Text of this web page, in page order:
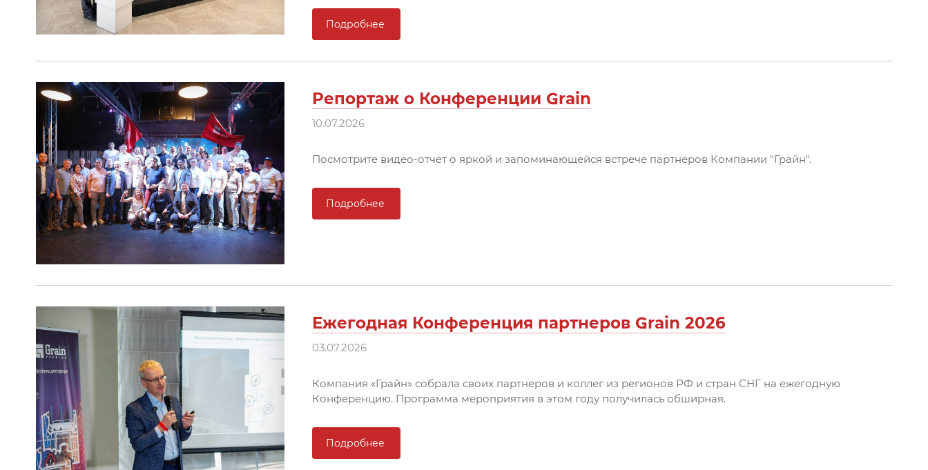
Подробнее
Репортаж о Конференции Grain
10.07.2026
Посмотрите видео-отчет о яркой и запоминающейся встрече партнеров Компании "Грайн".
Подробнее
Ежегодная Конференция партнеров Grain 2026
03.07.2026
Компания «Грайн» собрала своих партнеров и коллег из регионов РФ и стран СНГ на ежегодную
Конференцию. Программа мероприятия в этом году получилась обширная.
Подробнее